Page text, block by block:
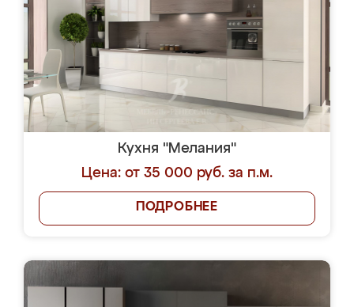
Кухня "Мелания"
Цена: от 35 000 руб. за п.м.
ПОДРОБНЕЕ